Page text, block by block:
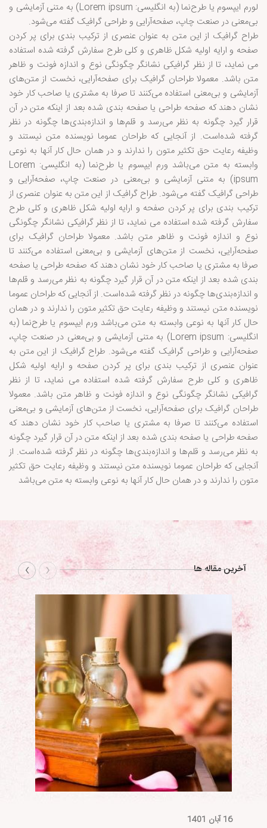
لورم ایپسوم یا طرح‌نما (به انگلیسی: Lorem ipsum) به متنی آزمایشی و
بی‌معنی در صنعت چاپ، صفحه‌آرایی و طراحی گرافیک گفته می‌شود.
طراح گرافیک از این متن به عنوان عنصری از ترکیب بندی برای پر کردن
صفحه و ارایه اولیه شکل ظاهری و کلی طرح سفارش گرفته شده استفاده
می نماید، تا از نظر گرافیکی نشانگر چگونگی نوع و اندازه فونت و ظاهر
متن باشد. معمولا طراحان گرافیک برای صفحه‌آرایی، نخست از متن‌های
آزمایشی و بی‌معنی استفاده می‌کنند تا صرفا به مشتری یا صاحب کار خود
نشان دهند که صفحه طراحی یا صفحه بندی شده بعد از اینکه متن در آن
قرار گیرد چگونه به نظر می‌رسد و قلم‌ها و اندازه‌بندی‌ها چگونه در نظر
گرفته شده‌است. از آنجایی که طراحان عموما نویسنده متن نیستند و
وظیفه رعایت حق تکثیر متون را ندارند و در همان حال کار آنها به نوعی
وابسته به متن می‌باشد ورم ایپسوم یا طرح‌نما (به انگلیسی: Lorem
ipsum) به متنی آزمایشی و بی‌معنی در صنعت چاپ، صفحه‌آرایی و
طراحی گرافیک گفته می‌شود. طراح گرافیک از این متن به عنوان عنصری از
ترکیب بندی برای پر کردن صفحه و ارایه اولیه شکل ظاهری و کلی طرح
سفارش گرفته شده استفاده می نماید، تا از نظر گرافیکی نشانگر چگونگی
نوع و اندازه فونت و ظاهر متن باشد. معمولا طراحان گرافیک برای
صفحه‌آرایی، نخست از متن‌های آزمایشی و بی‌معنی استفاده می‌کنند تا
صرفا به مشتری یا صاحب کار خود نشان دهند که صفحه طراحی یا صفحه
بندی شده بعد از اینکه متن در آن قرار گیرد چگونه به نظر می‌رسد و قلم‌ها
و اندازه‌بندی‌ها چگونه در نظر گرفته شده‌است. از آنجایی که طراحان عموما
نویسنده متن نیستند و وظیفه رعایت حق تکثیر متون را ندارند و در همان
حال کار آنها به نوعی وابسته به متن می‌باشد ورم ایپسوم یا طرح‌نما (به
انگلیسی: Lorem ipsum) به متنی آزمایشی و بی‌معنی در صنعت چاپ،
صفحه‌آرایی و طراحی گرافیک گفته می‌شود. طراح گرافیک از این متن به
عنوان عنصری از ترکیب بندی برای پر کردن صفحه و ارایه اولیه شکل
ظاهری و کلی طرح سفارش گرفته شده استفاده می نماید، تا از نظر
گرافیکی نشانگر چگونگی نوع و اندازه فونت و ظاهر متن باشد. معمولا
طراحان گرافیک برای صفحه‌آرایی، نخست از متن‌های آزمایشی و بی‌معنی
استفاده می‌کنند تا صرفا به مشتری یا صاحب کار خود نشان دهند که
صفحه طراحی یا صفحه بندی شده بعد از اینکه متن در آن قرار گیرد چگونه
به نظر می‌رسد و قلم‌ها و اندازه‌بندی‌ها چگونه در نظر گرفته شده‌است. از
آنجایی که طراحان عموما نویسنده متن نیستند و وظیفه رعایت حق تکثیر
متون را ندارند و در همان حال کار آنها به نوعی وابسته به متن می‌باشد
آخرین مقاله ها
16 آبان 1401
‹
›